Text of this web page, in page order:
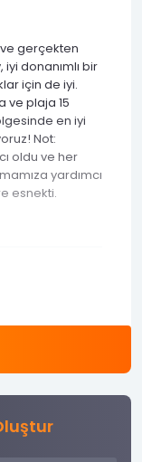
gerçekten
donanımlı bir
için de iyi.
ve plaja 15
en iyi
Not:
oldu ve her
yardımcı
esnekti.
güzel. Aslıhan